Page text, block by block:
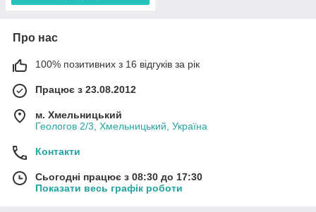
Про нас
100% позитивних з 16 відгуків за рік
Працює з 23.08.2012
м. Хмельницький
Геологов 2/3, Хмельницький, Україна
Контакти
Сьогодні працює з 08:30 до 17:30
Показати весь графік роботи